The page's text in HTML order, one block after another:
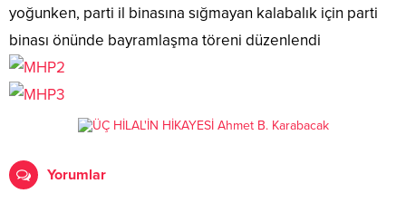
yoğunken, parti il binasına sığmayan kalabalık için parti
binası önünde bayramlaşma töreni düzenlendi
Yorumlar